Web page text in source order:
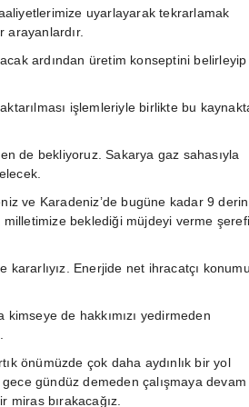
uyarlayarak tekrarlamak
arayanlardır.
ardından üretim konseptini belirleyip
işlemleriyle birlikte bu
de bekliyoruz. Sakarya gaz sahasıyla
ve Karadeniz’de bugüne kadar 9 derin
beklediği müjdeyi verme
Enerjide net ihracatçı
de hakkımızı yedirmeden
önümüzde çok daha aydınlık bir yol
gündüz demeden çalışmaya devam
miras bırakacağız.